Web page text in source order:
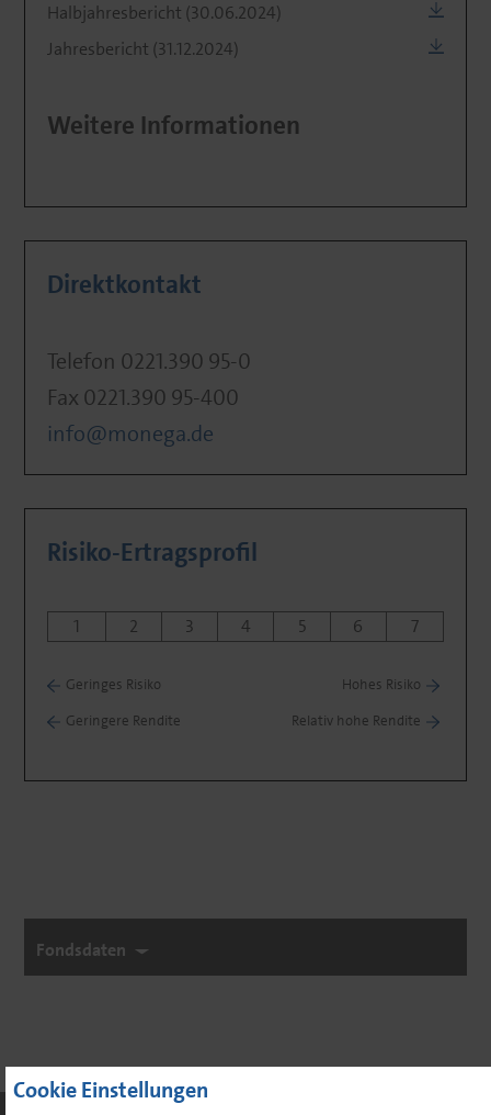
Cookie Einstellungen
Halbjahresbericht (30.06.2024)
Jahresbericht (31.12.2024)
Weitere Informationen
Direktkontakt
Telefon 0221.390 95-0
Fax 0221.390 95-400
info@monega.de
Risiko-Ertragsprofil
1 2 3 4 5 6 7
Geringes Risiko
Hohes Risiko
Geringere Rendite
Relativ hohe Rendite
Fondsdaten